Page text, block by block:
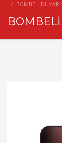
BOMBELİ DUVAR